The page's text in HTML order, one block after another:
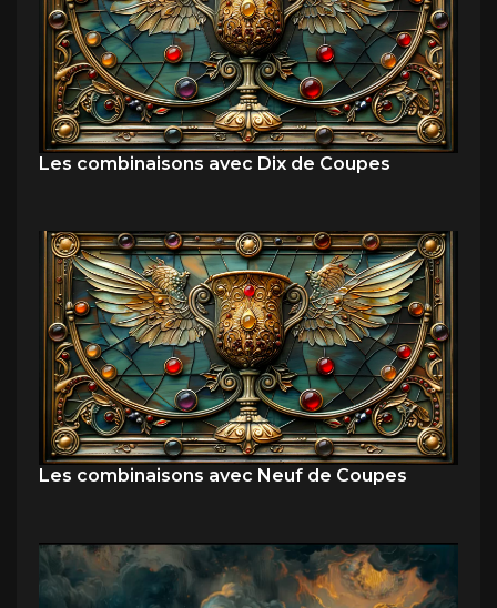
Les combinaisons avec Dix de Coupes
Les combinaisons avec Neuf de Coupes